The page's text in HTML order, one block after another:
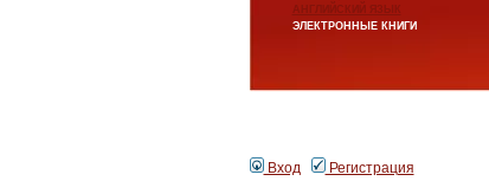
АНГЛИЙСКИЙ ЯЗЫК
ЭЛЕКТРОННЫЕ КНИГИ
Вход
Регистрация